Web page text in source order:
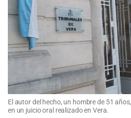
El autor del hecho, un hombre de 51
en un juicio oral realizado en Vera.